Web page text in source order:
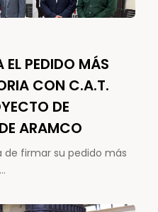
PEDIDO MÁS
CON C.A.T.
DE
ARAMCO
de firmar su pedido más